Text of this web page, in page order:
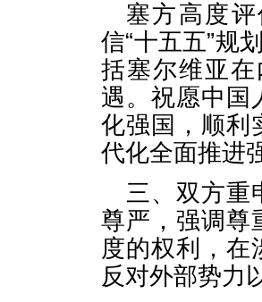
塞方高度
信“十五五”规
括塞尔维亚
遇。祝愿中国
化强国，顺利
代化全面推进
三、双方重
尊严，强调尊
度的权利，在
反对外部势力